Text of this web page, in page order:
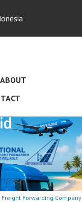
Forwarding Company